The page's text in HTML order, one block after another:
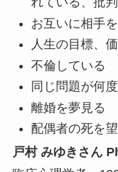
お互いに相手
人生の目標、
不倫している
同じ問題が何
離婚を夢見る
配偶者の死を
戸村 みゆきさん